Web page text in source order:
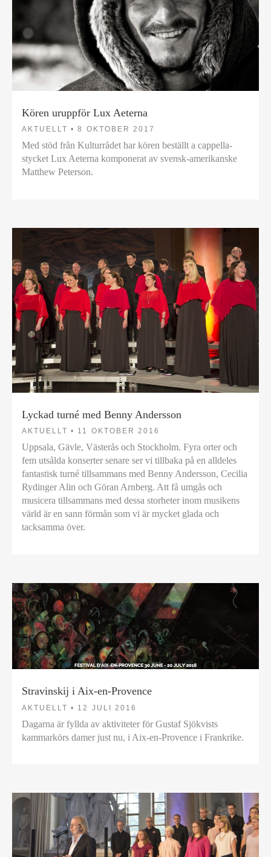
Kören uruppför Lux Aeterna
AKTUELLT • 8 OKTOBER 2017
Med stöd från Kulturrådet har kören beställt a cappella-
stycket Lux Aeterna komponerat av svensk-amerikanske
Matthew Peterson.
Lyckad turné med Benny Andersson
AKTUELLT • 11 OKTOBER 2016
Uppsala, Gävle, Västerås och Stockholm. Fyra orter och
fem utsålda konserter senare ser vi tillbaka på en alldeles
fantastisk turné tillsammans med Benny Andersson, Cecilia
Rydinger Alin och Göran Arnberg. Att få umgås och
musicera tillsammans med dessa storheter inom musikens
värld är en sann förmån som vi är mycket glada och
tacksamma över.
Stravinskij i Aix-en-Provence
AKTUELLT • 12 JULI 2016
Dagarna är fyllda av aktiviteter för Gustaf Sjökvists
kammarkörs damer just nu, i Aix-en-Provence i Frankrike.